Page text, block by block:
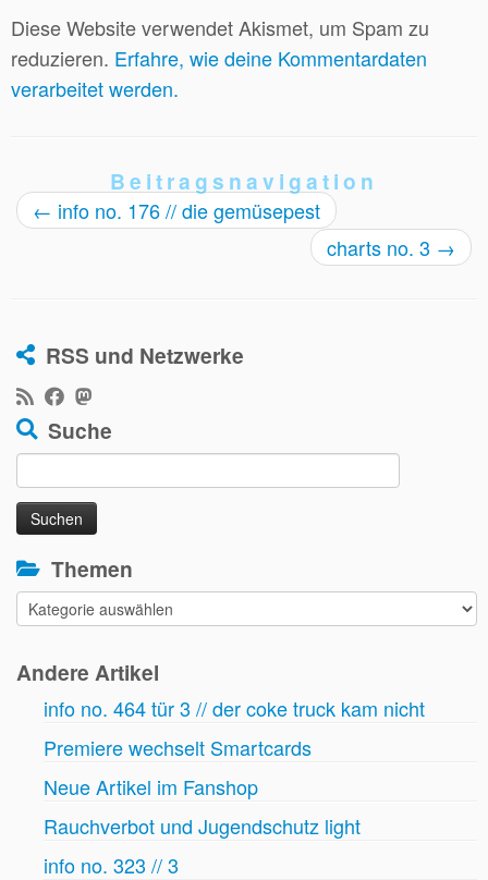
Diese Website verwendet Akismet, um Spam zu
reduzieren. Erfahre, wie deine Kommentardaten
verarbeitet werden.
Beitragsnavigation
← info no. 176 // die gemüsepest
charts no. 3 →
RSS und Netzwerke
Suche
Suchen
nach:
Themen
Themen
Andere Artikel
info no. 464 tür 3 // der coke truck kam nicht
Premiere wechselt Smartcards
Neue Artikel im Fanshop
Rauchverbot und Jugendschutz light
info no. 323 // 3